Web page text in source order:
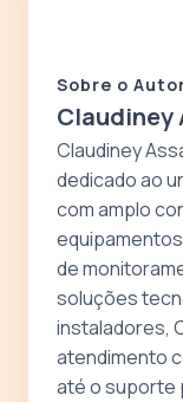
Sobre o
Claudiney
Claudiney
dedicado ao
com amplo
de
soluções
instaladores,
atendimento
até o suporte